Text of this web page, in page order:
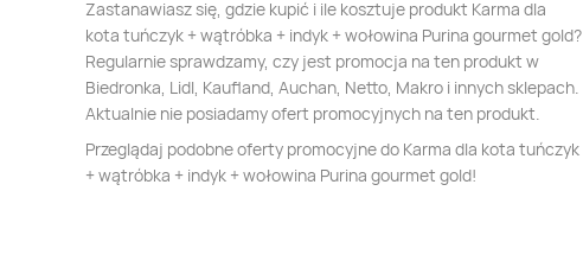
Zastanawiasz się, gdzie kupić i ile kosztuje produkt Karma dla
kota tuńczyk + wątróbka + indyk + wołowina Purina gourmet gold?
Regularnie sprawdzamy, czy jest promocja na ten produkt w
Biedronka, Lidl, Kaufland, Auchan, Netto, Makro i innych sklepach.
Aktualnie nie posiadamy ofert promocyjnych na ten produkt.
Przeglądaj podobne oferty promocyjne do Karma dla kota tuńczyk
+ wątróbka + indyk + wołowina Purina gourmet gold!